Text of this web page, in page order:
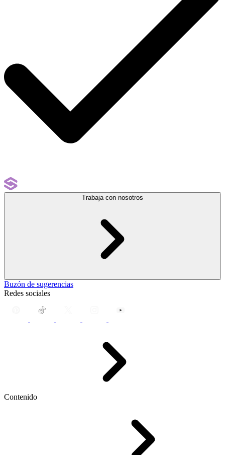
Trabaja con nosotros
Buzón de sugerencias
Redes sociales
Contenido